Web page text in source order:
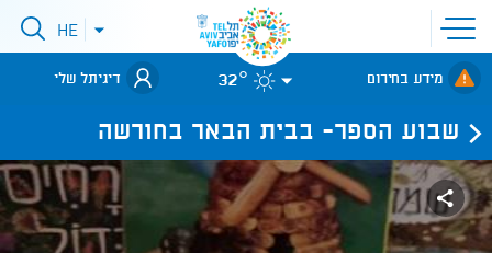
פתיחת
תפריט
אתר
לאתר עיריית
תל-אביב
פתיחתHE
מידע בחירום 32° דיגיתל שלי
שבוע הספר- בבית הבאר בחורשה